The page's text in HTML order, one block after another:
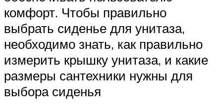
комфорт. Чтобы правильно
выбрать сиденье для унитаза,
необходимо знать, как правильно
измерить крышку унитаза, и какие
размеры сантехники нужны для
выбора сиденья